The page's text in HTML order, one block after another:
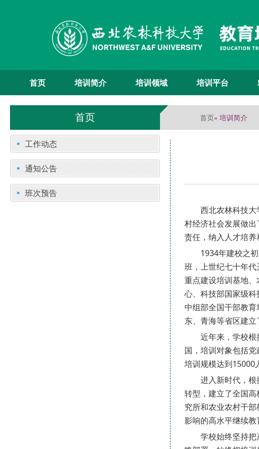
首页 培训简介 培训领域 培训平台
首页 首页» 培训简介
工作动态
通知公告
班次预告
西北农林科技大学
村经济社会发展做
责任，纳入人才培养
1934年建校之初
班，上世纪七十年
重点建设培训基地
心、科技部国家级
中组部全国干部教
东、青海等省区建立
近年来，学校根据
国，培训对象包括
培训规模达到15000
进入新时代，根据
转型，建立了全国
究所和农业农村干
影响的高水平继续教
学校始终坚持把产